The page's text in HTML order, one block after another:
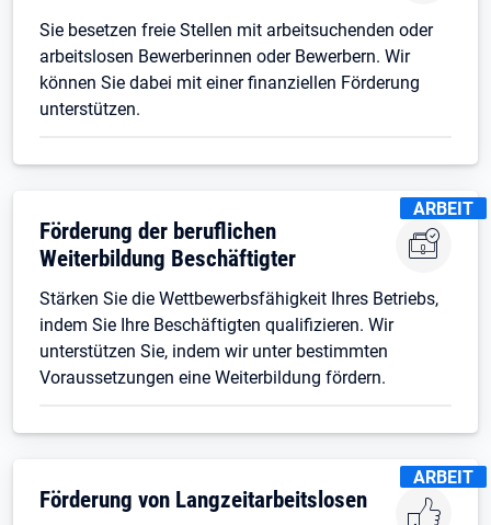
Sie besetzen freie Stellen mit arbeitsuchenden oder
arbeitslosen Bewerberinnen oder Bewerbern. Wir
können Sie dabei mit einer finanziellen Förderung
unterstützen.
Förderung der beruflichen
Weiterbildung Beschäftigter
ARBEIT
Stärken Sie die Wettbewerbsfähigkeit Ihres Betriebs,
indem Sie Ihre Beschäftigten qualifizieren. Wir
unterstützen Sie, indem wir unter bestimmten
Voraussetzungen eine Weiterbildung fördern.
Förderung von Langzeitarbeitslosen
ARBEIT